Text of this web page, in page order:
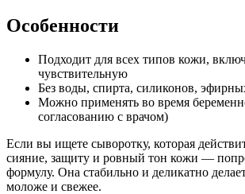
Особенности
Подходит для всех типов кожи,
чувствительную
Без воды, спирта, силиконов,
Можно применять во время
согласованию с врачом)
Если вы ищете сыворотку, которая
сияние, защиту и ровный тон кожи —
формулу. Она стабильно и деликатно
моложе и свежее.